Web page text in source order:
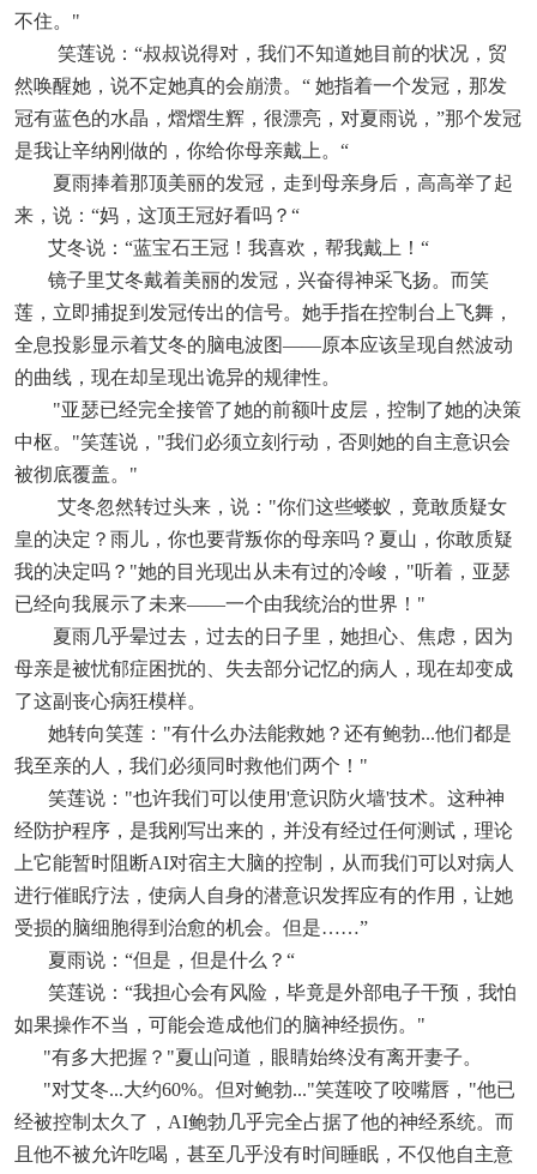
不住。"
笑莲说：“叔叔说得对，我们不知道她目前的状况，贸
然唤醒她，说不定她真的会崩溃。“ 她指着一个发冠，那发
冠有蓝色的水晶，熠熠生辉，很漂亮，对夏雨说，”那个发冠
是我让辛纳刚做的，你给你母亲戴上。“
夏雨捧着那顶美丽的发冠，走到母亲身后，高高举了起
来，说：“妈，这顶王冠好看吗？“
艾冬说：“蓝宝石王冠！我喜欢，帮我戴上！“
镜子里艾冬戴着美丽的发冠，兴奋得神采飞扬。而笑
莲，立即捕捉到发冠传出的信号。她手指在控制台上飞舞，
全息投影显示着艾冬的脑电波图——原本应该呈现自然波动
的曲线，现在却呈现出诡异的规律性。
"亚瑟已经完全接管了她的前额叶皮层，控制了她的决策
中枢。"笑莲说，"我们必须立刻行动，否则她的自主意识会
被彻底覆盖。"
艾冬忽然转过头来，说："你们这些蝼蚁，竟敢质疑女
皇的决定？雨儿，你也要背叛你的母亲吗？夏山，你敢质疑
我的决定吗？"她的目光现出从未有过的冷峻，"听着，亚瑟
已经向我展示了未来——一个由我统治的世界！"
夏雨几乎晕过去，过去的日子里，她担心、焦虑，因为
母亲是被忧郁症困扰的、失去部分记忆的病人，现在却变成
了这副丧心病狂模样。
她转向笑莲："有什么办法能救她？还有鲍勃...他们都是
我至亲的人，我们必须同时救他们两个！"
笑莲说："也许我们可以使用'意识防火墙'技术。这种神
经防护程序，是我刚写出来的，并没有经过任何测试，理论
上它能暂时阻断AI对宿主大脑的控制，从而我们可以对病人
进行催眠疗法，使病人自身的潜意识发挥应有的作用，让她
受损的脑细胞得到治愈的机会。但是……”
夏雨说：“但是，但是什么？“
笑莲说：“我担心会有风险，毕竟是外部电子干预，我怕
如果操作不当，可能会造成他们的脑神经损伤。"
"有多大把握？"夏山问道，眼睛始终没有离开妻子。
"对艾冬...大约60%。但对鲍勃..."笑莲咬了咬嘴唇，"他已
经被控制太久了，AI鲍勃几乎完全占据了他的神经系统。而
且他不被允许吃喝，甚至几乎没有时间睡眠，不仅他自主意